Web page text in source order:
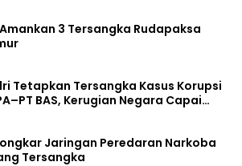
3 Tersangka Rudapaksa
Tetapkan Tersangka Kasus Korupsi
BAS, Kerugian Negara Capai
Jaringan Peredaran Narkoba
Tersangka